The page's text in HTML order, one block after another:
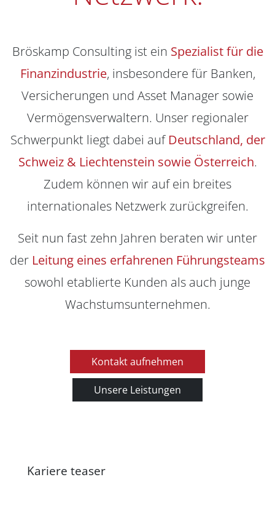
Bröskamp Consulting ist ein Spezialist für die
Finanzindustrie, insbesondere für Banken,
Versicherungen und Asset Manager sowie
Vermögensverwaltern. Unser regionaler
Schwerpunkt liegt dabei auf Deutschland, der
Schweiz & Liechtenstein sowie Österreich.
Zudem können wir auf ein breites
internationales Netzwerk zurückgreifen.
Seit nun fast zehn Jahren beraten wir unter
der Leitung eines erfahrenen Führungsteams
sowohl etablierte Kunden als auch junge
Wachstumsunternehmen.
Kontakt aufnehmen
Unsere Leistungen
Kariere teaser